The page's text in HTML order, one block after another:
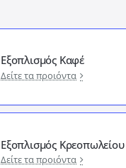
Εξοπλισμός Καφέ
Δείτε τα προιόντα
Εξοπλισμός Κρεοπωλείου
Δείτε τα προιόντα